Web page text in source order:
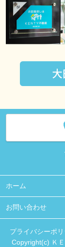
ホーム
お問い合わせ
プライバシーポ
Copyright(c) Ｋ